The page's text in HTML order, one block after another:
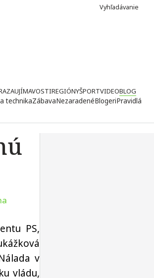
Vyhľadávanie
ZAUJÍMAVOSTIREGIÓNYŠPORTVIDEOBLOG
technikaZábavaNezaradenéBlogeriPravidlá
PS,
v
vládu,